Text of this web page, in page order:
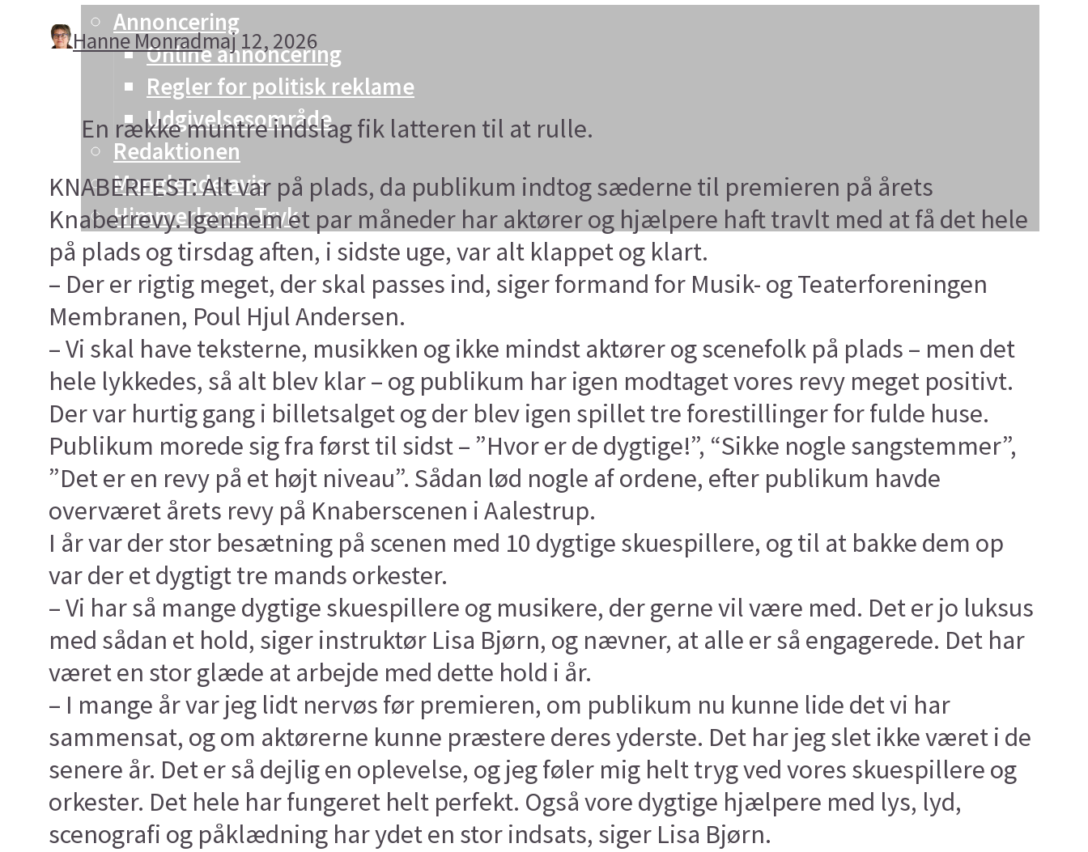
Annoncering
Online annoncering
Regler for politisk reklame
Udgivelsesområde
Redaktionen
Manglende avis
Himmerlands Tryk
Hanne Monradmaj 12, 2026
En række muntre indslag fik latteren til at rulle.
KNABERFEST: Alt var på plads, da publikum indtog sæderne til premieren på årets
Knaberrevy. Igennem et par måneder har aktører og hjælpere haft travlt med at få det hele
på plads og tirsdag aften, i sidste uge, var alt klappet og klart.
– Der er rigtig meget, der skal passes ind, siger formand for Musik- og Teaterforeningen
Membranen, Poul Hjul Andersen.
– Vi skal have teksterne, musikken og ikke mindst aktører og scenefolk på plads – men det
hele lykkedes, så alt blev klar – og publikum har igen modtaget vores revy meget positivt.
Der var hurtig gang i billetsalget og der blev igen spillet tre forestillinger for fulde huse.
Publikum morede sig fra først til sidst – ”Hvor er de dygtige!”, “Sikke nogle sangstemmer”,
”Det er en revy på et højt niveau”. Sådan lød nogle af ordene, efter publikum havde
overværet årets revy på Knaberscenen i Aalestrup.
I år var der stor besætning på scenen med 10 dygtige skuespillere, og til at bakke dem op
var der et dygtigt tre mands orkester.
– Vi har så mange dygtige skuespillere og musikere, der gerne vil være med. Det er jo luksus
med sådan et hold, siger instruktør Lisa Bjørn, og nævner, at alle er så engagerede. Det har
været en stor glæde at arbejde med dette hold i år.
– I mange år var jeg lidt nervøs før premieren, om publikum nu kunne lide det vi har
sammensat, og om aktørerne kunne præstere deres yderste. Det har jeg slet ikke været i de
senere år. Det er så dejlig en oplevelse, og jeg føler mig helt tryg ved vores skuespillere og
orkester. Det hele har fungeret helt perfekt. Også vore dygtige hjælpere med lys, lyd,
scenografi og påklædning har ydet en stor indsats, siger Lisa Bjørn.